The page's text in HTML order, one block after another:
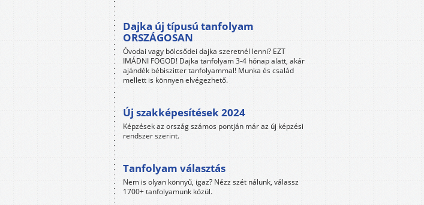
Dajka új típusú tanfolyam
ORSZÁGOSAN
Óvodai vagy bölcsődei dajka szeretnél lenni? EZT
IMÁDNI FOGOD! Dajka tanfolyam 3-4 hónap alatt, akár
ajándék bébiszitter tanfolyammal! Munka és család
mellett is könnyen elvégezhető.
Új szakképesítések 2024
Képzések az ország számos pontján már az új képzési
rendszer szerint.
Tanfolyam választás
Nem is olyan könnyű, igaz? Nézz szét nálunk, válassz
1700+ tanfolyamunk közül.